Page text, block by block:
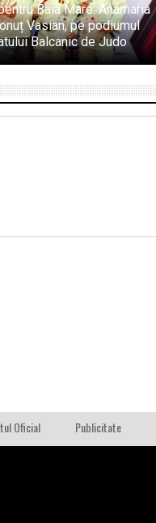
Baia Mare: Anamaria
Vasian, pe podiumul
Balcanic de Judo
Oficial Publicitate